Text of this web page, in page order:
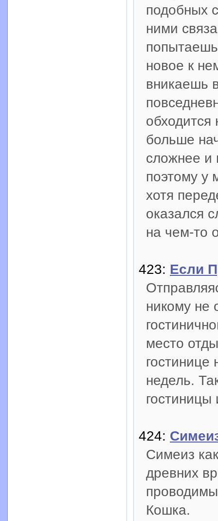
подобных
ними
новое к
вникаешь
больше
сложнее и
поэтому у
хотя
оказался
на чем-то
423: Если
никому не
место
гостинице
недель.
424:
Симеиз
древних
Кошка.